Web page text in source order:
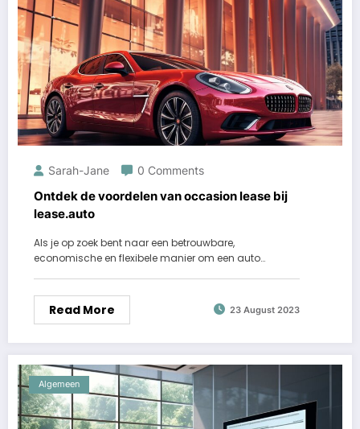
Sarah-Jane 0 Comments
Ontdek de voordelen van occasion lease bij
lease.auto
Als je op zoek bent naar een betrouwbare,
economische en flexibele manier om een auto…
Read More 23 August 2023
Algemeen